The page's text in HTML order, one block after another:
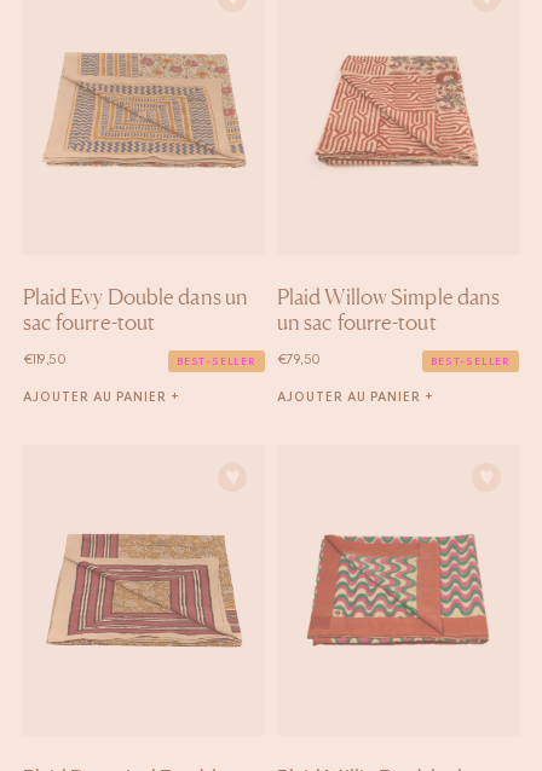
Plaid Evy Double dans un
sac fourre-tout
€ 119,50 BEST-SELLER
AJOUTER AU PANIER +
Plaid Willow Simple dans
un sac fourre-tout
€79,50 BEST-SELLER
AJOUTER AU PANIER +